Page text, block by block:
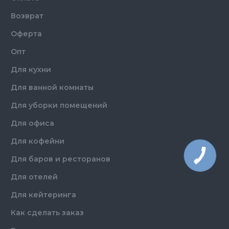
Возврат
Оферта
Опт
Для кухни
Для ванной комнаты
Для уборки помещений
Для офиса
Для кофейни
Для баров и ресторанов
Для отелей
Для кейтеринга
Как сделать заказ